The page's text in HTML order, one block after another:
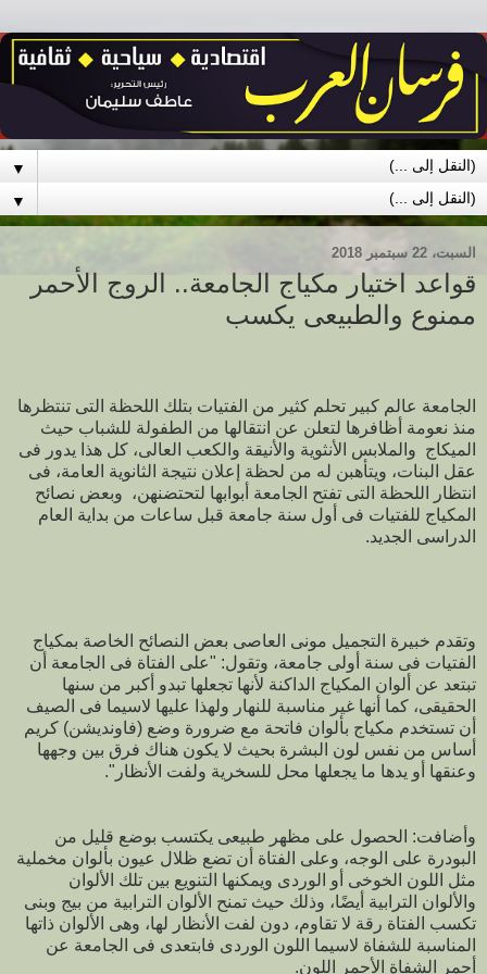
▼
▼
السبت، 22 سبتمبر 2018
قواعد اختيار مكياج الجامعة.. الروج الأحمر
ممنوع والطبيعى يكسب
الجامعة عالم كبير تحلم كثير من الفتيات بتلك اللحظة التى تنتظرها
منذ نعومة أظافرها لتعلن عن انتقالها من الطفولة للشباب حيث
الميكاج والملابس الأنثوية والأنيقة والكعب العالى، كل هذا يدور فى
عقل البنات، ويتأهبن له من لحظة إعلان نتيجة الثانوية العامة، فى
انتظار اللحظة التى تفتح الجامعة أبوابها لتحتضنهن، وبعض نصائح
المكياج للفتيات فى أول سنة جامعة قبل ساعات من بداية العام
الدراسى الجديد.
وتقدم خبيرة التجميل مونى العاصى بعض النصائح الخاصة بمكياج
الفتيات فى سنة أولى جامعة، وتقول: "على الفتاة فى الجامعة أن
تبتعد عن ألوان المكياج الداكنة لأنها تجعلها تبدو أكبر من سنها
الحقيقى، كما أنها غير مناسبة للنهار ولهذا عليها لاسيما فى الصيف
أن تستخدم مكياج بألوان فاتحة مع ضرورة وضع (فاونديشن) كريم
أساس من نفس لون البشرة بحيث لا يكون هناك فرق بين وجهها
وعنقها أو يدها ما يجعلها محل للسخرية ولفت الأنظار".
وأضافت: الحصول على مظهر طبيعى يكتسب بوضع قليل من
البودرة على الوجه، وعلى الفتاة أن تضع ظلال عيون بألوان مخملية
مثل اللون الخوخى أو الوردى ويمكنها التنويع بين تلك الألوان
والألوان الترابية أيضًا، وذلك حيث تمنح الألوان الترابية من بيج وبنى
تكسب الفتاة رقة لا تقاوم، دون لفت الأنظار لها، وهى الألوان ذاتها
المناسبة للشفاة لاسيما اللون الوردى فابتعدى فى الجامعة عن
أحمر الشفاة الأحمر اللون.